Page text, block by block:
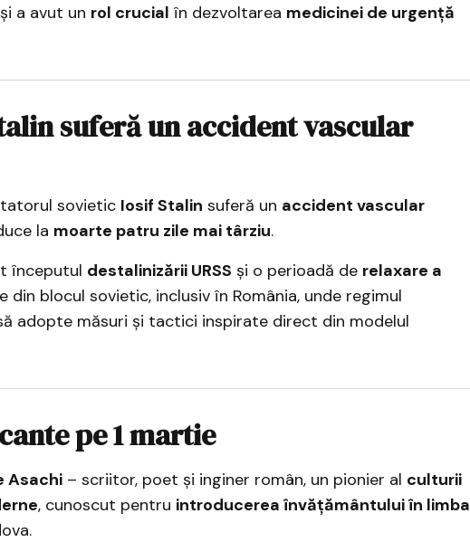
a avut un rol crucial în dezvoltarea medicinei de urgență
suferă un accident vascular
sovietic Iosif Stalin suferă un accident vascular
la moarte patru zile mai târziu.
începutul destalinizării URSS și o perioadă de relaxare a
din blocul sovietic, inclusiv în România, unde regimul
adopte măsuri și tactici inspirate direct din modelul
pe 1 martie
Asachi– scriitor, poet și inginer român, un pionier al culturii
, cunoscut pentru introducerea învățământului în limba